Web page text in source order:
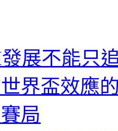
展不能只
界盃效應
局